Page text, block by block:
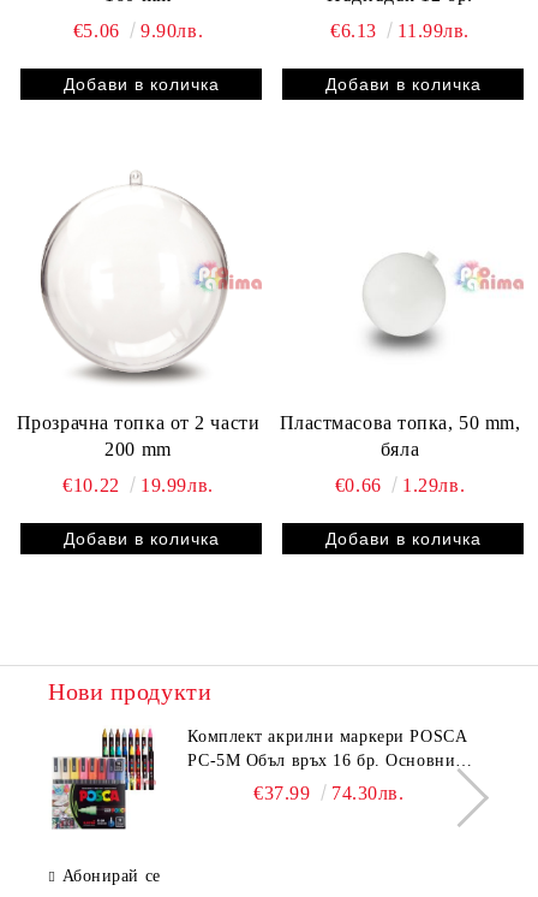
€5.06
9.90лв.
€6.13
11.99лв.
Прозрачна топка от 2 части
200 mm
€10.22
19.99лв.
Пластмасова топка, 50 mm,
бяла
€0.66
1.29лв.
Нови продукти
Комплeкт акрилни маркери POSCA
PC-5M Объл връх 16 бр. Основни
€37.99 74.30лв.
Абонирай се